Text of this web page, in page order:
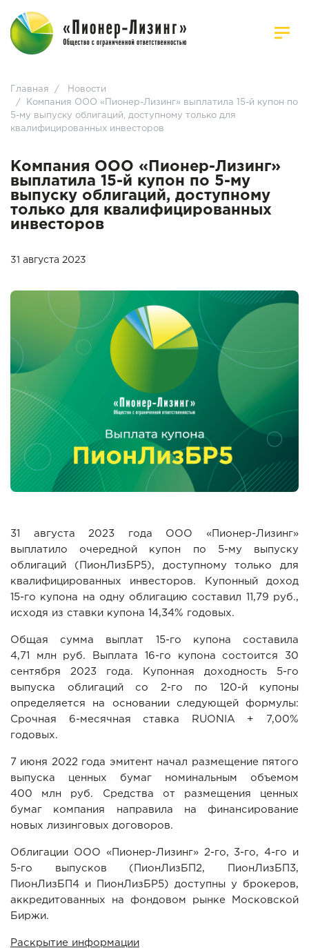
Главная /
Новости
/
Компания ООО «Пионер-Лизинг» выплатила 15-й купон по
5-му выпуску облигаций, доступному только для
квалифицированных инвесторов
Компания ООО «Пионер-Лизинг»
выплатила 15-й купон по 5-му
выпуску облигаций, доступному
только для квалифицированных
инвесторов
31 августа 2023
31 августа 2023 года ООО «Пионер-Лизинг»
выплатило очередной купон по 5-му выпуску
облигаций (ПионЛизБР5), доступному только для
квалифицированных инвесторов. Купонный доход
15-го купона на одну облигацию составил 11,79 руб.,
исходя из ставки купона 14,34% годовых.
Общая сумма выплат 15-го купона составила
4,71 млн руб. Выплата 16-го купона состоится 30
сентября 2023 года. Купонная доходность 5-го
выпуска облигаций со 2-го по 120-й купоны
определяется на основании следующей формулы:
Срочная 6-месячная ставка RUONIA + 7,00%
годовых.
7 июня 2022 года эмитент начал размещение пятого
выпуска ценных бумаг номинальным объемом
400 млн руб. Средства от размещения ценных
бумаг компания направила на финансирование
новых лизинговых договоров.
Облигации ООО «Пионер-Лизинг» 2-го, 3-го, 4-го и
5-го выпусков (ПионЛизБП2, ПионЛизБП3,
ПионЛизБП4 и ПионЛизБР5) доступны у брокеров,
аккредитованных на фондовом рынке Московской
Биржи.
Раскрытие информации